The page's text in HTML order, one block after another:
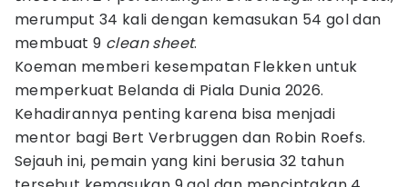
merumput 34 kali dengan kemasukan 54 gol dan
membuat 9 clean sheet.
Koeman memberi kesempatan Flekken untuk
memperkuat Belanda di Piala Dunia 2026.
Kehadirannya penting karena bisa menjadi
mentor bagi Bert Verbruggen dan Robin Roefs.
Sejauh ini, pemain yang kini berusia 32 tahun